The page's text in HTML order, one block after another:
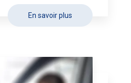
En savoir plus